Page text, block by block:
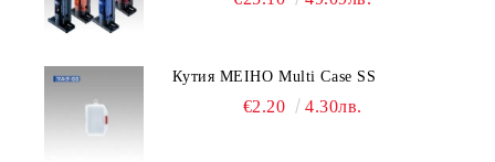
Кутия MEIHO Multi Case SS
€2.20 4.30лв.